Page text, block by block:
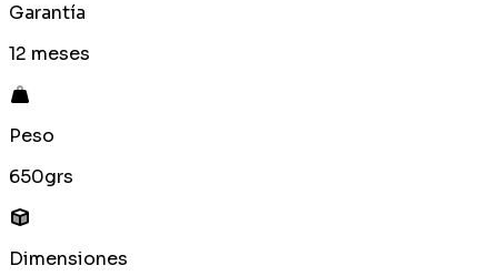
Garantía
12 meses
Peso
650grs
Dimensiones